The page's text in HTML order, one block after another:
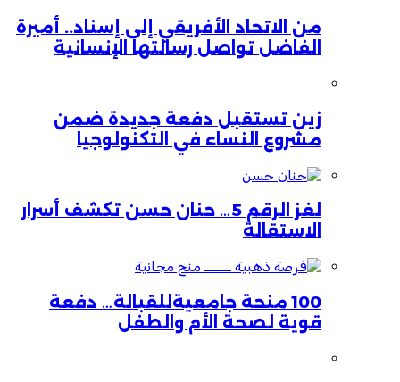
من الاتحاد الأفريقي إلى إسناد.. أميرة
الفاضل تواصل رسالتها الإنسانية
زين تستقبل دفعة جديدة ضمن
مشروع النساء في التكنولوجيا
لغز الرقم 5… حنان حسن تكشف أسرار
الاستقالة
100 منحة جامعيةللقبالة… دفعة
قوية لصحة الأم والطفل